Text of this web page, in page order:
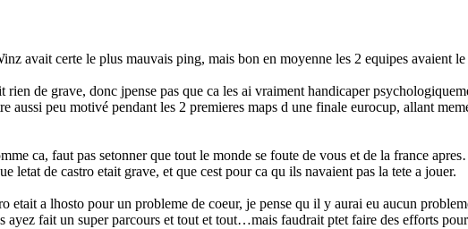
avait certe le plus mauvais ping, mais bon en moyenne les 2 equipes avaient
de grave, donc jpense pas que ca les ai vraiment handicaper
aussi peu motivé pendant les 2 premieres maps d une finale eurocup, allant
ca, faut pas setonner que tout le monde se foute de vous et de la france
letat de castro etait grave, et que cest pour ca qu ils navaient pas la tete a jouer.
etait a lhosto pour un probleme de coeur, je pense qu il y aurai eu aucun
ayez fait un super parcours et tout et tout…mais faudrait ptet faire des efforts